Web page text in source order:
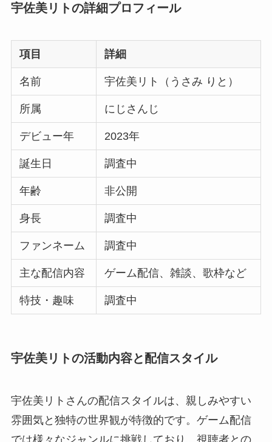
宇佐美リトの詳細プロフィール
項目 詳細
名前 宇佐美リト（うさみ りと）
所属 にじさんじ
デビュー年 2023年
誕生日 調査中
年齢 非公開
身長 調査中
ファンネーム 調査中
主な配信内容 ゲーム配信、雑談、歌枠など
特技・趣味 調査中
宇佐美リトの活動内容と配信スタイル
宇佐美リトさんの配信スタイルは、親しみやすい
雰囲気と独特の世界観が特徴的です。ゲーム配信
では様々なジャンルに挑戦しており、視聴者との